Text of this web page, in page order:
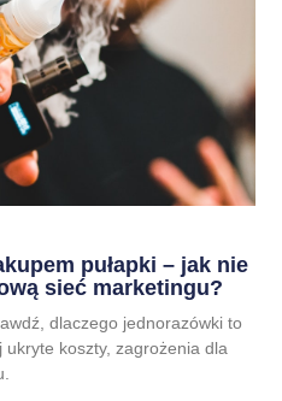
pułapki – jak nie
sieć marketingu?
dlaczego jednorazówki to
ukryte koszty, zagrożenia dla